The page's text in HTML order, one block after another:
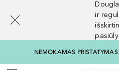
ir
NEMOKAMAS
[navigation.slideout.screenreader]